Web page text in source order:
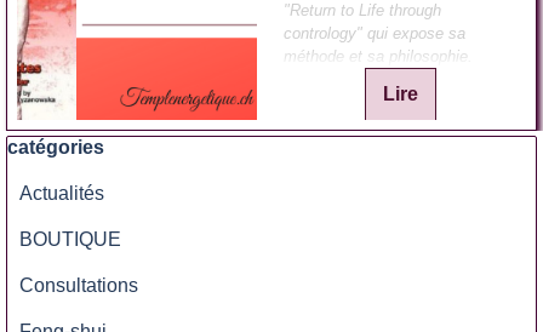
"Return to Life through
contrology" qui expose sa
méthode et sa philosophie.
Lire
Sauter le bloc catégories
catégories
Actualités
BOUTIQUE
Consultations